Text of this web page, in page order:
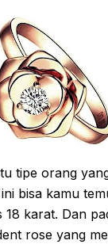
tipe orang
bisa kamu
karat. Dan
rose yang